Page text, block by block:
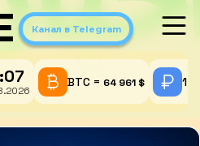
Канал в Telegram
BTC = 64 961 $ 1